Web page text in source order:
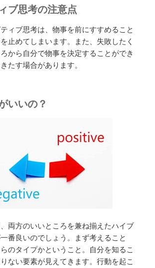
ブ思考の注意点
ィブ思考は、物事を前にすすめること
止めてしまいます。また、失敗したく
から自分で物事を決定することができ
たす場合があります。
いいの？
両方のいいところを兼ね揃えたハイブ
番良いのでしょう。まず考えること
のタイプかということ。自分を知るこ
ない要素が見えてきます。行動を起こ